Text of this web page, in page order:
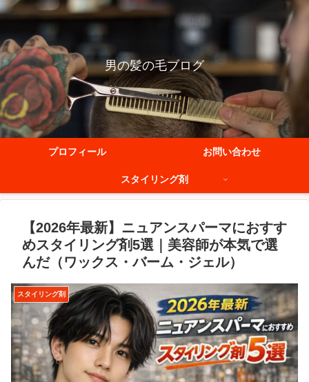
男の髪の毛ブログ
プロフィール お問い合わせ
スタイリング剤
【2026年最新】ニュアンスパーマにおすす
めスタイリング剤5選｜美容師が本気で選
んだ（ワックス・バーム・ジェル）
スタイリング剤